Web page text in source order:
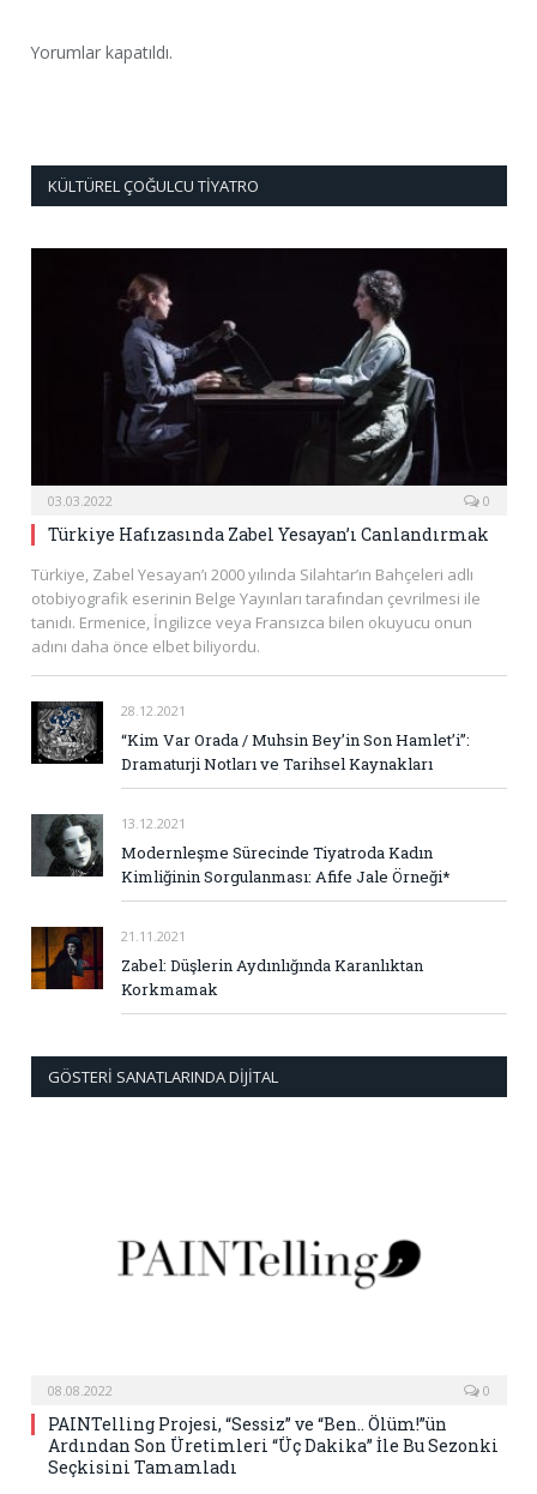
Yorumlar kapatıldı.
KÜLTÜREL ÇOĞULCU TIYATRO
03.03.2022 0
Türkiye Hafızasında Zabel Yesayan’ı Canlandırmak
Türkiye, Zabel Yesayan’ı 2000 yılında Silahtar’ın Bahçeleri adlı
otobiyografik eserinin Belge Yayınları tarafından çevrilmesi ile
tanıdı. Ermenice, İngilizce veya Fransızca bilen okuyucu onun
adını daha önce elbet biliyordu.
28.12.2021
“Kim Var Orada / Muhsin Bey’in Son Hamlet’i”:
Dramaturji Notları ve Tarihsel Kaynakları
13.12.2021
Modernleşme Sürecinde Tiyatroda Kadın
Kimliğinin Sorgulanması: Afife Jale Örneği*
21.11.2021
Zabel: Düşlerin Aydınlığında Karanlıktan
Korkmamak
GÖSTERI SANATLARINDA DIJITAL
08.08.2022 0
PAINTelling Projesi, “Sessiz” ve “Ben.. Ölüm!”ün
Ardından Son Üretimleri “Üç Dakika” İle Bu Sezonki
Seçkisini Tamamladı